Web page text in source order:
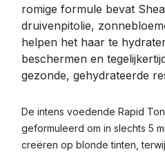
romige formule bevat
druivenpitolie,
helpen het haar te
beschermen en
gezonde, gehydrateerde
De intens voedende Rapid
geformuleerd om in slechts 5
creëren op blonde tinten,